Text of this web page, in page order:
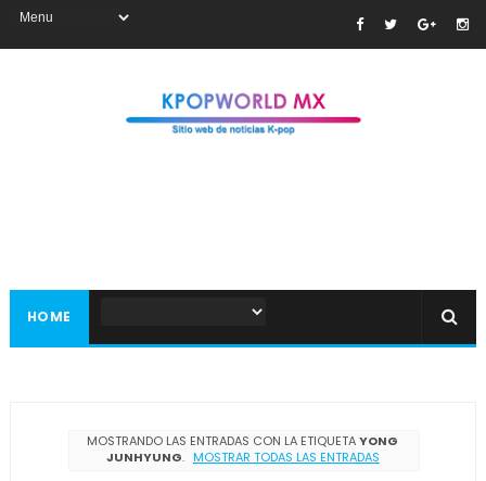
HOME
MOSTRANDO LAS ENTRADAS CON LA ETIQUETAYONG
JUNHYUNG. MOSTRAR TODAS LAS ENTRADAS